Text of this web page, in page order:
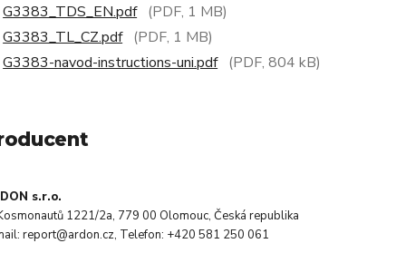
G3383_TDS_EN.pdf (PDF, 1 MB)
G3383_TL_CZ.pdf (PDF, 1 MB)
G3383-navod-instructions-uni.pdf (PDF, 804 kB)
s.r.o.
1221/2a, 779 00 Olomouc, Česká republika
report@ardon.cz, Telefon: +420 581 250 061